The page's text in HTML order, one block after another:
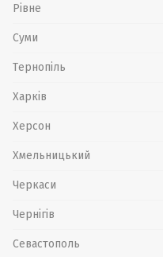
Рівне
Суми
Тернопіль
Харків
Херсон
Хмельницький
Черкаси
Чернігів
Севастополь